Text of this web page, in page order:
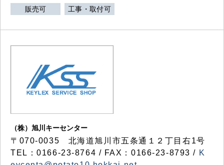
販売可 工事・取付可
（株）旭川キーセンター
〒070-0035 北海道旭川市五条通１２丁目右1号
TEL：0166-23-8764 / FAX：0166-23-8793 / K